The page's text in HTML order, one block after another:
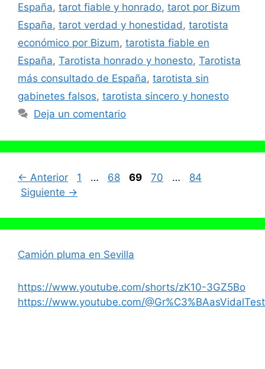
España, tarot fiable y honrado, tarot por Bizum
España, tarot verdad y honestidad , tarotista
económico por Bizum, tarotista fiable en
España, Tarotista honrado y honesto, Tarotista
más consultado de España, tarotista sin
gabinetes falsos, tarotista sincero y honesto
Deja un comentario
← Anterior Página
1 … Página
68 Página
69 Página
70 … Página
84
Siguiente →
Camión pluma en Sevilla
https://www.youtube.com/shorts/zK10-3GZ5Bo
https://www.youtube.com/